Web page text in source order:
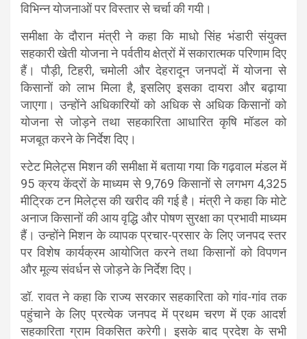
विभिन्न योजनाओं पर विस्तार से चर्चा की गयी।
समीक्षा के दौरान मंत्री ने कहा कि माधो सिंह भंडारी संयुक्त
सहकारी खेती योजना ने पर्वतीय क्षेत्रों में सकारात्मक परिणाम दिए
हैं। पौड़ी, टिहरी, चमोली और देहरादून जनपदों में योजना से
किसानों को लाभ मिला है, इसलिए इसका दायरा और बढ़ाया
जाएगा। उन्होंने अधिकारियों को अधिक से अधिक किसानों को
योजना से जोड़ने तथा सहकारिता आधारित कृषि मॉडल को
मजबूत करने के निर्देश दिए।
स्टेट मिलेट्स मिशन की समीक्षा में बताया गया कि गढ़वाल मंडल में
95 क्रय केंद्रों के माध्यम से 9,769 किसानों से लगभग 4,325
मीट्रिक टन मिलेट्स की खरीद की गई है। मंत्री ने कहा कि मोटे
अनाज किसानों की आय वृद्धि और पोषण सुरक्षा का प्रभावी माध्यम
हैं। उन्होंने मिशन के व्यापक प्रचार-प्रसार के लिए जनपद स्तर
पर विशेष कार्यक्रम आयोजित करने तथा किसानों को विपणन
और मूल्य संवर्धन से जोड़ने के निर्देश दिए।
डॉ. रावत ने कहा कि राज्य सरकार सहकारिता को गांव-गांव तक
पहुंचाने के लिए प्रत्येक जनपद में प्रथम चरण में एक आदर्श
सहकारिता ग्राम विकसित करेगी। इसके बाद प्रदेश के सभी